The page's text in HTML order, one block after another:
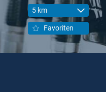
5 km
Favoriten